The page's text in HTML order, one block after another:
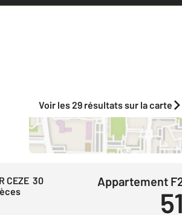
Voir les 29 résultats sur la carte
CEZE 30
Appartement